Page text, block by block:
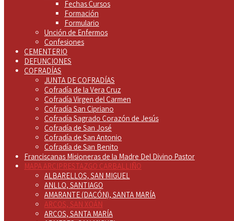
Fechas Cursos
Formación
Formulario
Unción de Enfermos
Confesiones
CEMENTERIO
DEFUNCIONES
COFRADÍAS
JUNTA DE COFRADÍAS
Cofradía de la Vera Cruz
Cofradía Virgen del Carmen
Cofradía San Cipriano
Cofradía Sagrado Corazón de Jesús
Cofradía de San José
Cofradía de San Antonio
Cofradía de San Benito
Franciscanas Misioneras de la Madre Del Divino Pastor
MAPA ARCIPRESTAZGO CARBALLIÑO
ALBARELLOS, SAN MIGUEL
ANLLO, SANTIAGO
AMARANTE (DACÓN), SANTA MARÍA
ARCOS, SAN XOÁN
ARCOS, SANTA MARÍA